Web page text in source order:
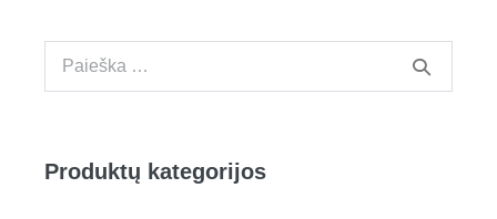
Ieškoti:
Produktų kategorijos